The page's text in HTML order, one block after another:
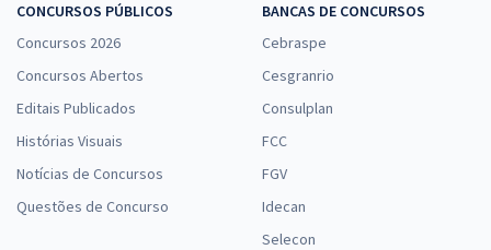
CONCURSOS PÚBLICOS
Concursos 2026
Concursos Abertos
Editais Publicados
Histórias Visuais
Notícias de Concursos
Questões de Concurso
BANCAS DE CONCURSOS
Cebraspe
Cesgranrio
Consulplan
FCC
FGV
Idecan
Selecon